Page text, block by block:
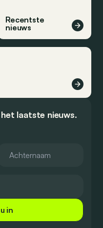
Recentste
nieuws
laatste nieuws.
in